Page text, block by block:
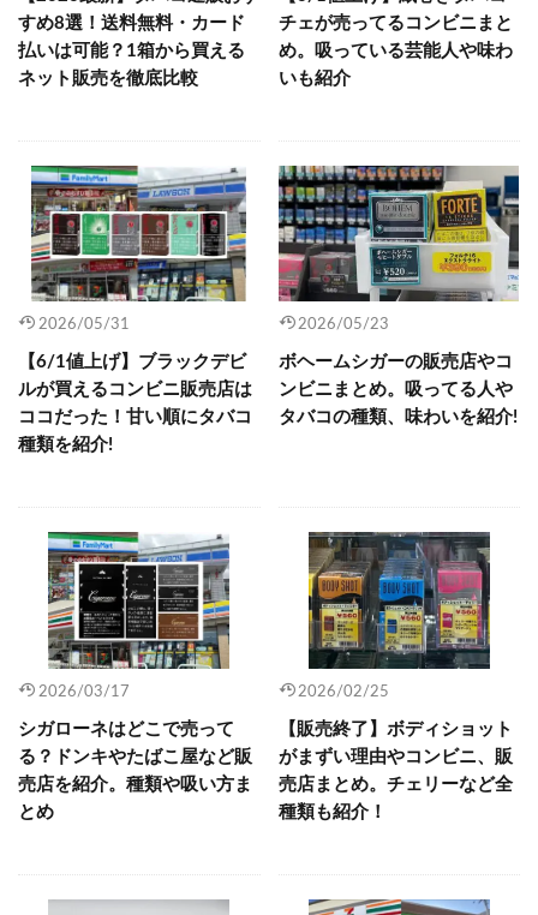
すめ8選！送料無料・カード
払いは可能？1箱から買える
ネット販売を徹底比較
チェが売ってるコンビニまと
め。吸っている芸能人や味わ
いも紹介
2026/05/31
【6/1値上げ】ブラックデビ
ルが買えるコンビニ販売店は
ココだった！甘い順にタバコ
種類を紹介!
2026/05/23
ボヘームシガーの販売店やコ
ンビニまとめ。吸ってる人や
タバコの種類、味わいを紹介!
2026/03/17
シガローネはどこで売って
る？ドンキやたばこ屋など販
売店を紹介。種類や吸い方ま
とめ
2026/02/25
【販売終了】ボディショット
がまずい理由やコンビニ、販
売店まとめ。チェリーなど全
種類も紹介！